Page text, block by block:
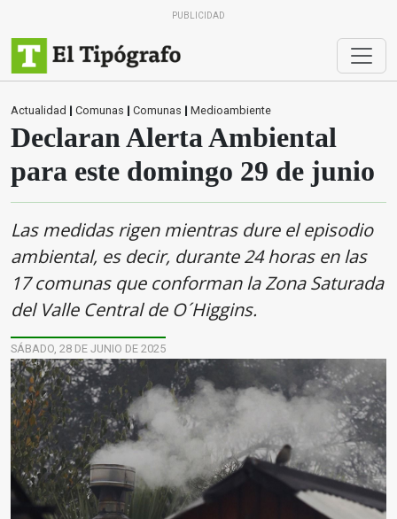
PUBLICIDAD
Actualidad | Comunas | Comunas | Medioambiente
Declaran Alerta Ambiental
para este domingo 29 de junio
Las medidas rigen mientras dure el episodio
ambiental, es decir, durante 24 horas en las
17 comunas que conforman la Zona Saturada
del Valle Central de O´Higgins.
SÁBADO, 28 DE JUNIO DE 2025